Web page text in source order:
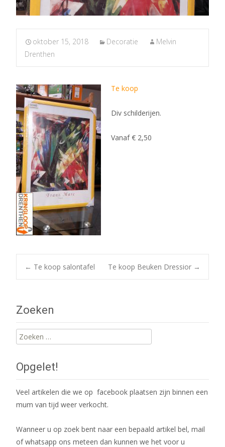
oktober 15, 2018 Decoratie
Melvin
Drenthen
Te koop
Div schilderijen.
Vanaf € 2,50
Post
navigation
← Te koop salontafel Te koop Beuken Dressior →
Zoeken
Zoeken
naar:
Opgelet!
Veel artikelen die we op facebook plaatsen zijn binnen een
mum van tijd weer verkocht.
Wanneer u op zoek bent naar een bepaald artikel bel, mail
of whatsapp ons meteen dan kunnen we het voor u